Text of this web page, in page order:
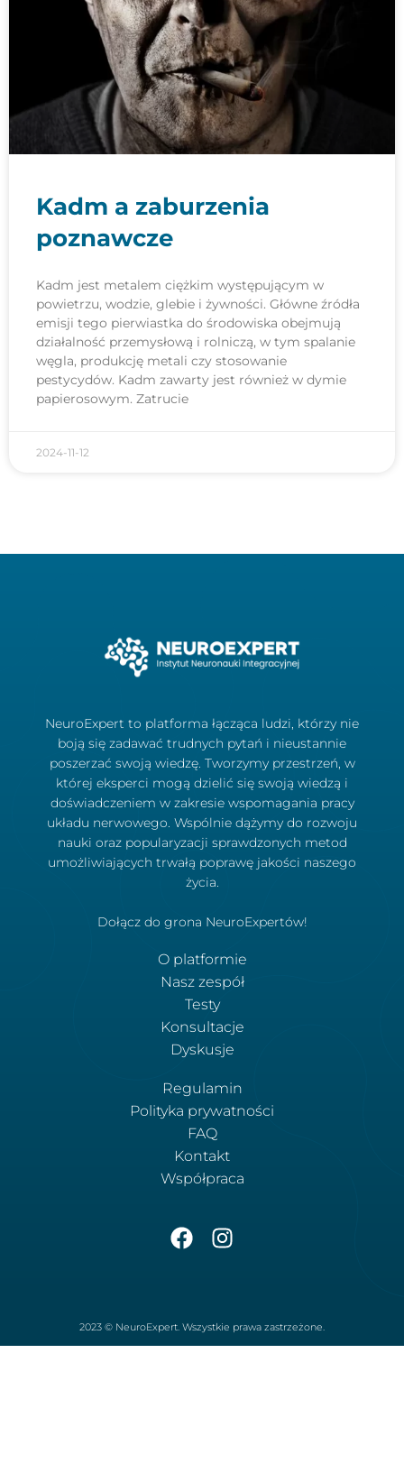
Kadm a zaburzenia
poznawcze
Kadm jest metalem ciężkim występującym w
powietrzu, wodzie, glebie i żywności. Główne źródła
emisji tego pierwiastka do środowiska obejmują
działalność przemysłową i rolniczą, w tym spalanie
węgla, produkcję metali czy stosowanie
pestycydów. Kadm zawarty jest również w dymie
papierosowym. Zatrucie
2024-11-12
NeuroExpert to platforma łącząca ludzi, którzy nie
boją się zadawać trudnych pytań i nieustannie
poszerzać swoją wiedzę. Tworzymy przestrzeń, w
której eksperci mogą dzielić się swoją wiedzą i
doświadczeniem w zakresie wspomagania pracy
układu nerwowego. Wspólnie dążymy do rozwoju
nauki oraz popularyzacji sprawdzonych metod
umożliwiających trwałą poprawę jakości naszego
życia.
Dołącz do grona NeuroExpertów!
O platformie
Nasz zespół
Testy
Konsultacje
Dyskusje
Regulamin
Polityka prywatności
FAQ
Kontakt
Współpraca
2023 © NeuroExpert. Wszystkie prawa zastrzeżone.